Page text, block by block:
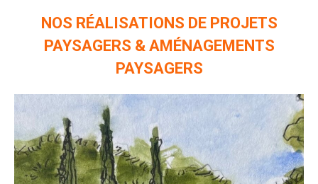
NOS RÉALISATIONS DE PROJETS
PAYSAGERS & AMÉNAGEMENTS
PAYSAGERS